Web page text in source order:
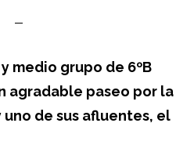
medio grupo de 6ºB
agradable paseo por la
uno de sus afluentes, el